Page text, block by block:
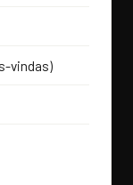
vindas)